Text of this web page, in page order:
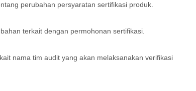
perubahan persyaratan sertifikasi produk.
terkait dengan permohonan sertifikasi.
nama tim audit yang akan melaksanakan verifikasi